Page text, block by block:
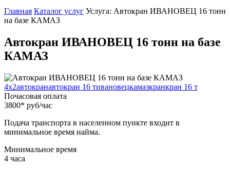
Главная Каталог услуг Услуга: Автокран ИВАНОВЕЦ 16 тонн
на базе КАМАЗ
Автокран ИВАНОВЕЦ 16 тонн на базе
КАМАЗ
4x2автокранавтокран 16 тивановецкамазкранкран 16 т
Почасовая оплата
3800* руб/час
Подача транспорта в населенном пункте входит в
минимальное время найма.
Минимальное время
4 часа